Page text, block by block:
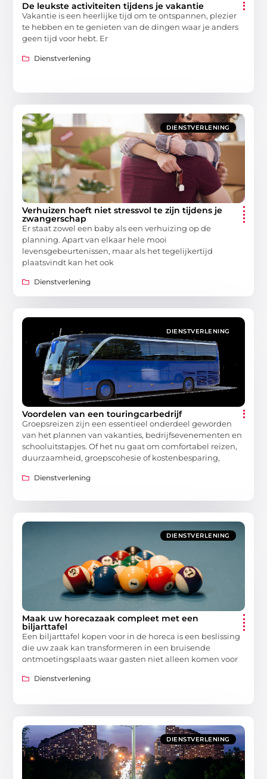
De leukste activiteiten tijdens je vakantie
Vakantie is een heerlijke tijd om te ontspannen, plezier
te hebben en te genieten van de dingen waar je anders
geen tijd voor hebt. Er
Dienstverlening
DIENSTVERLENING
Verhuizen hoeft niet stressvol te zijn tijdens je
zwangerschap
Er staat zowel een baby als een verhuizing op de
planning. Apart van elkaar hele mooi
levensgebeurtenissen, maar als het tegelijkertijd
plaatsvindt kan het ook
Dienstverlening
DIENSTVERLENING
Voordelen van een touringcarbedrijf
Groepsreizen zijn een essentieel onderdeel geworden
van het plannen van vakanties, bedrijfsevenementen en
schooluitstapjes. Of het nu gaat om comfortabel reizen,
duurzaamheid, groepscohesie of kostenbesparing,
Dienstverlening
DIENSTVERLENING
Maak uw horecazaak compleet met een
biljarttafel
Een biljarttafel kopen voor in de horeca is een beslissing
die uw zaak kan transformeren in een bruisende
ontmoetingsplaats waar gasten niet alleen komen voor
Dienstverlening
DIENSTVERLENING